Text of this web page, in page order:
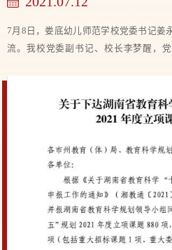
7月8日，娄底幼儿师范学校党委书记姜
流。我校党委副书记、校长李梦醒，党
谈。 座谈会上，李梦醒校长首先对姜永